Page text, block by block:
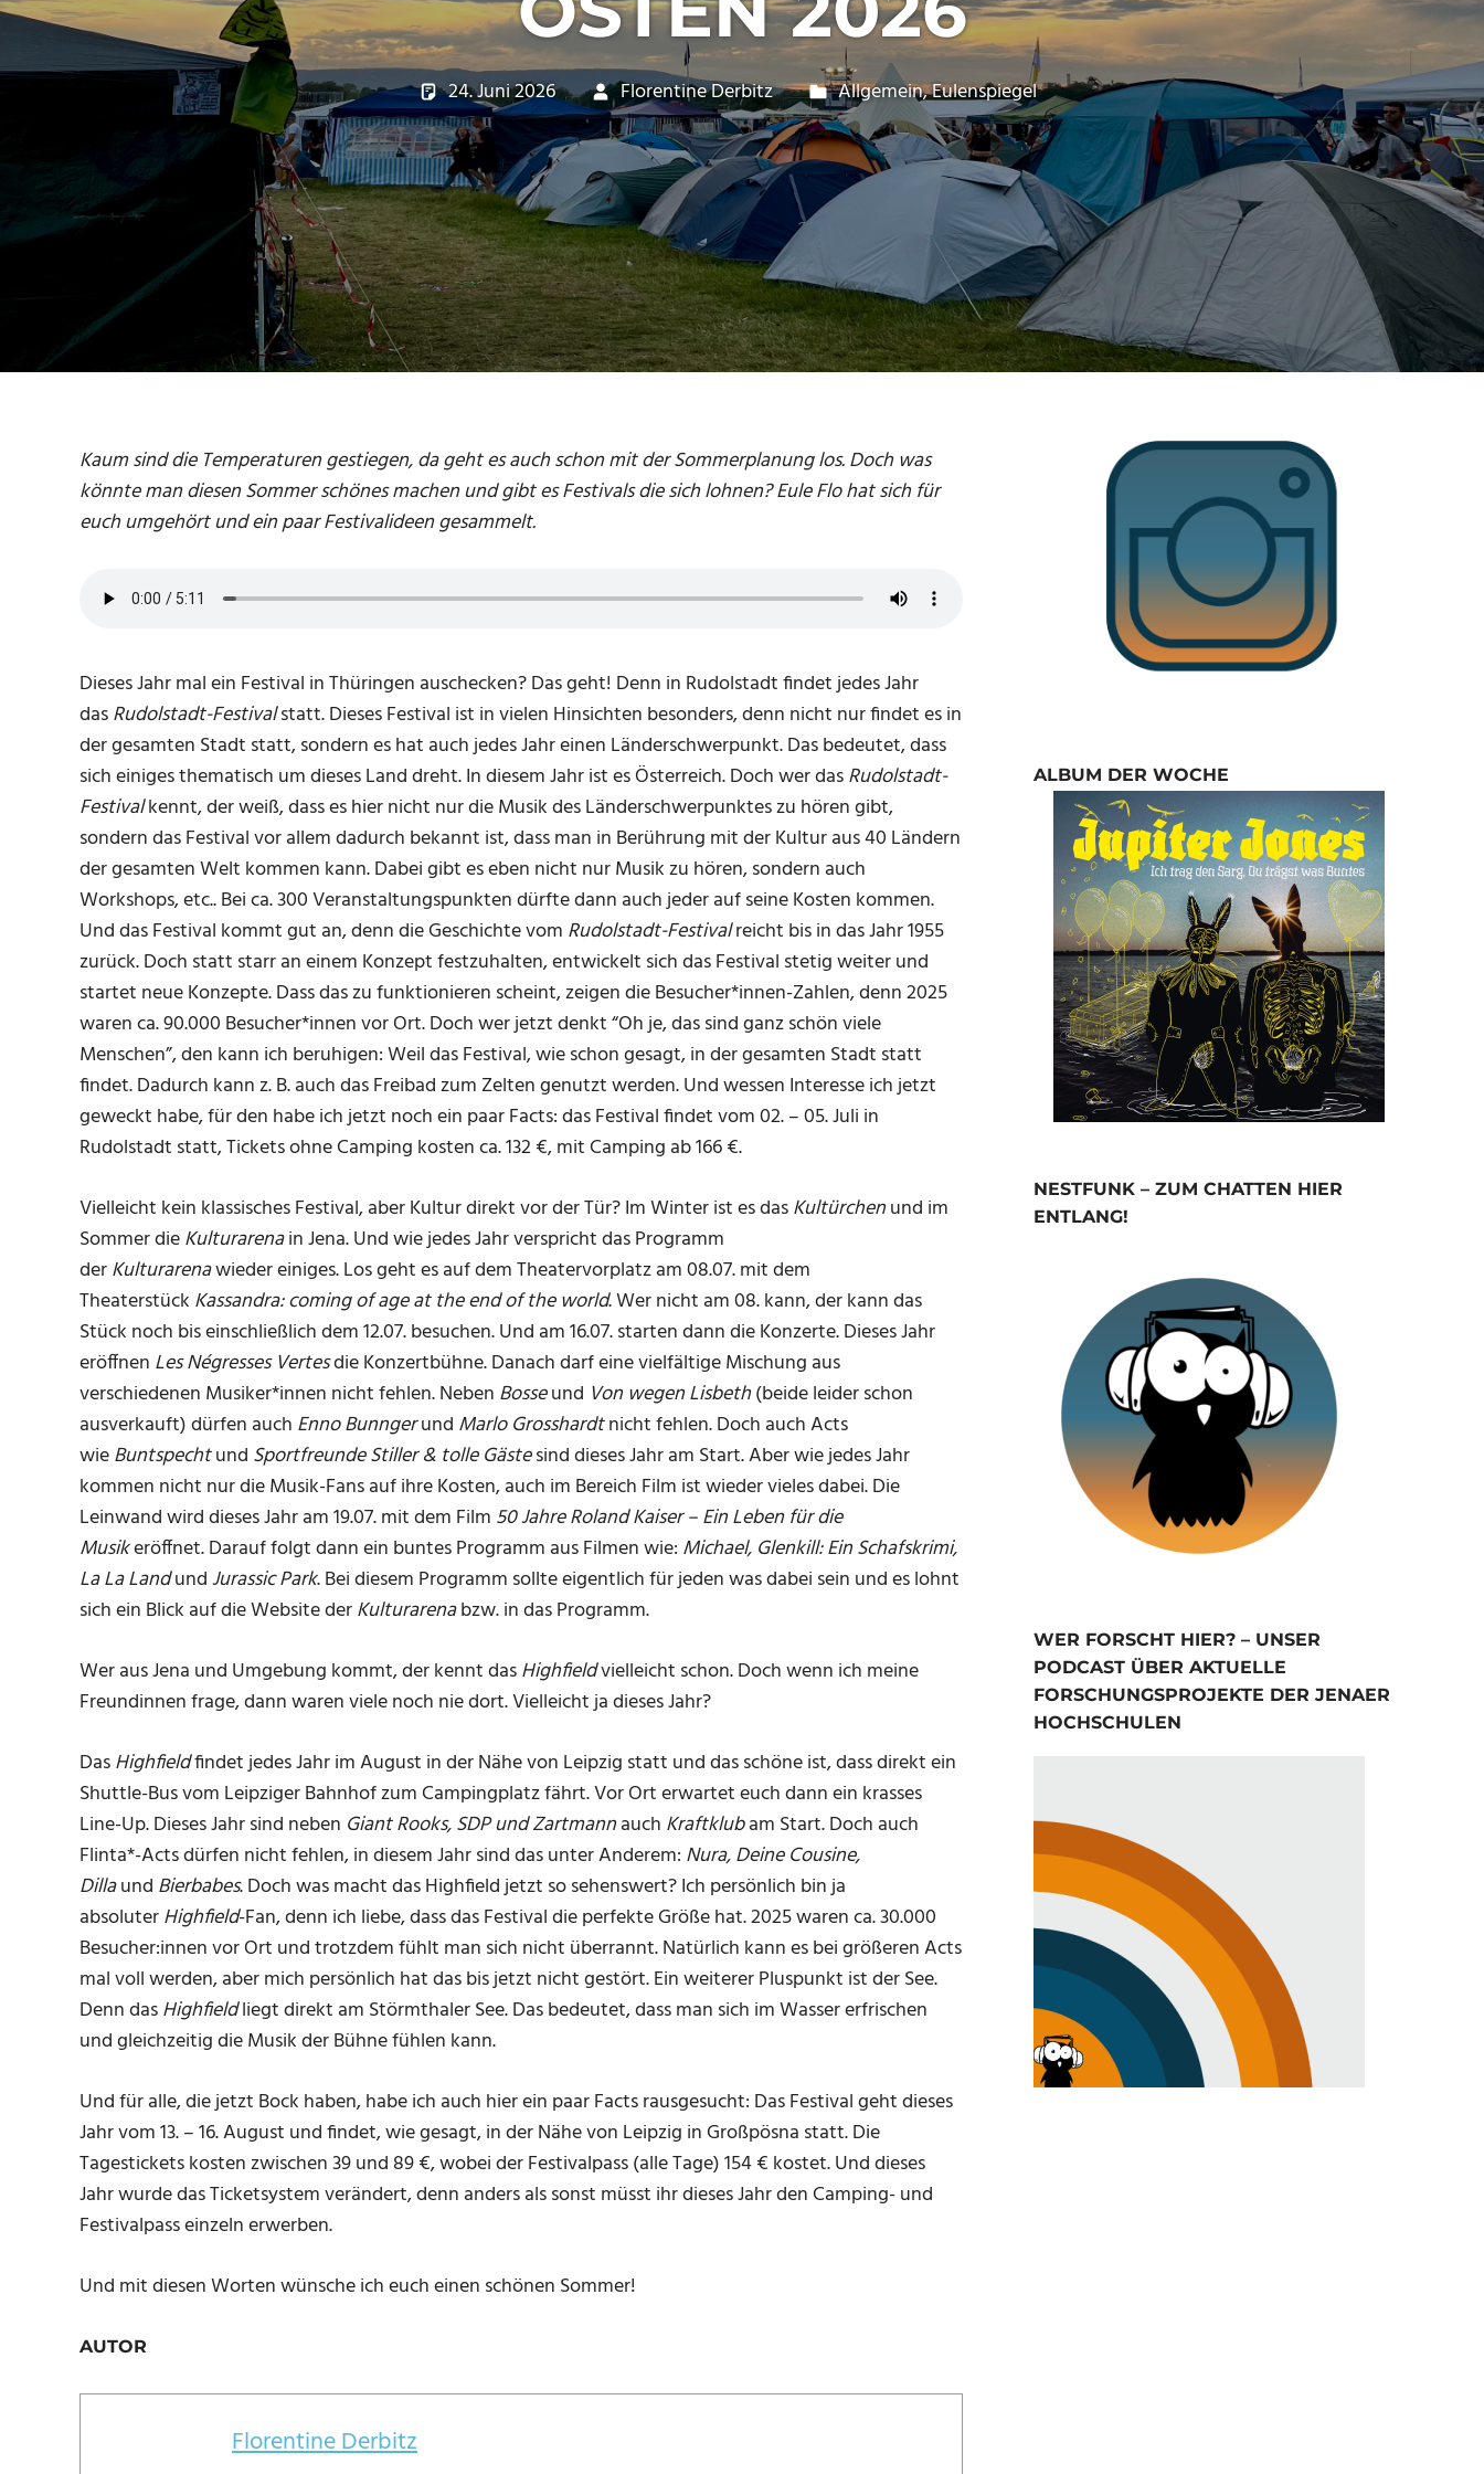
24. Juni 2026 Florentine Derbitz Allgemein,Eulenspiegel
Kaum sind die Temperaturen gestiegen, da geht es auch schon mit der Sommerplanung los. Doch was
könnte man diesen Sommer schönes machen und gibt es Festivals die sich lohnen? Eule Flo hat sich für
euch umgehört und ein paar Festivalideen gesammelt.
Dieses Jahr mal ein Festival in Thüringen auschecken? Das geht! Denn in Rudolstadt findet jedes Jahr
dasRudolstadt-Festivalstatt. Dieses Festival ist in vielen Hinsichten besonders, denn nicht nur findet es in
der gesamten Stadt statt, sondern es hat auch jedes Jahr einen Länderschwerpunkt. Das bedeutet, dass
sich einiges thematisch um dieses Land dreht. In diesem Jahr ist es Österreich. Doch wer dasRudolstadt-
Festivalkennt, der weiß, dass es hier nicht nur die Musik des Länderschwerpunktes zu hören gibt,
sondern das Festival vor allem dadurch bekannt ist, dass man in Berührung mit der Kultur aus 40 Ländern
der gesamten Welt kommen kann. Dabei gibt es eben nicht nur Musik zu hören, sondern auch
Workshops, etc.. Bei ca. 300 Veranstaltungspunkten dürfte dann auch jeder auf seine Kosten kommen.
Und das Festival kommt gut an, denn die Geschichte vom Rudolstadt-Festivalreicht bis in das Jahr 1955
zurück. Doch statt starr an einem Konzept festzuhalten, entwickelt sich das Festival stetig weiter und
startet neue Konzepte. Dass das zu funktionieren scheint, zeigen die Besucher*innen-Zahlen, denn 2025
waren ca. 90.000 Besucher*innen vor Ort. Doch wer jetzt denkt “Oh je, das sind ganz schön viele
Menschen”, den kann ich beruhigen: Weil das Festival, wie schon gesagt, in der gesamten Stadt statt
findet. Dadurch kann z. B. auch das Freibad zum Zelten genutzt werden. Und wessen Interesse ich jetzt
geweckt habe, für den habe ich jetzt noch ein paar Facts: das Festival findet vom 02. – 05. Juli in
Rudolstadt statt, Tickets ohne Camping kosten ca. 132 €, mit Camping ab 166 €.
Vielleicht kein klassisches Festival, aber Kultur direkt vor der Tür? Im Winter ist es dasKultürchenund im
Sommer dieKulturarenain Jena. Und wie jedes Jahr verspricht das Programm
derKulturarenawieder einiges. Los geht es auf dem Theatervorplatz am 08.07. mit dem
Theaterstück Kassandra: coming of age at the end of the world. Wer nicht am 08. kann, der kann das
Stück noch bis einschließlich dem 12.07. besuchen. Und am 16.07. starten dann die Konzerte. Dieses Jahr
eröffnen Les Négresses Vertesdie Konzertbühne. Danach darf eine vielfältige Mischung aus
verschiedenen Musiker*innen nicht fehlen. Neben Bosseund Von wegen Lisbeth(beide leider schon
ausverkauft) dürfen auch EnnoBunngerund Marlo Grosshardtnicht fehlen. Doch auch Acts
wieBuntspechtund Sportfreunde Stiller & tolle Gästesind dieses Jahr am Start. Aber wie jedes Jahr
kommen nicht nur die Musik-Fans auf ihre Kosten, auch im Bereich Film ist wieder vieles dabei. Die
Leinwand wird dieses Jahr am 19.07. mit dem Film 50 Jahre Roland Kaiser – Ein Leben für die
Musikeröffnet. Darauf folgt dann ein buntes Programm aus Filmen wie: Michael, Glenkill: Ein Schafskrimi,
La La LandundJurassic Park. Bei diesem Programm sollte eigentlich für jeden was dabei sein und es lohnt
sich ein Blick auf die Website derKulturarenabzw. in das Programm.
Wer aus Jena und Umgebung kommt, der kennt dasHighfieldvielleicht schon. Doch wenn ich meine
Freundinnen frage, dann waren viele noch nie dort. Vielleicht ja dieses Jahr?
DasHighfieldfindet jedes Jahr im August in der Nähe von Leipzig statt und das schöne ist, dass direkt ein
Shuttle-Bus vom Leipziger Bahnhof zum Campingplatz fährt. Vor Ort erwartet euch dann ein krasses
Line-Up. Dieses Jahr sind neben Giant Rooks, SDP und Zartmannauch Kraftklubam Start. Doch auch
Flinta*-Acts dürfen nicht fehlen, in diesem Jahr sind das unter Anderem: Nura, Deine Cousine,
Dillaund Bierbabes. Doch was macht das Highfield jetzt so sehenswert? Ich persönlich bin ja
absoluterHighfield-Fan, denn ich liebe, dass das Festival die perfekte Größe hat. 2025 waren ca. 30.000
Besucher:innen vor Ort und trotzdem fühlt man sich nicht überrannt. Natürlich kann es bei größeren Acts
mal voll werden, aber mich persönlich hat das bis jetzt nicht gestört. Ein weiterer Pluspunkt ist der See.
Denn dasHighfieldliegt direkt am Störmthaler See. Das bedeutet, dass man sich im Wasser erfrischen
und gleichzeitig die Musik der Bühne fühlen kann.
Und für alle, die jetzt Bock haben, habe ich auch hier ein paar Facts rausgesucht: Das Festival geht dieses
Jahr vom 13. – 16. August und findet, wie gesagt, in der Nähe von Leipzig in Großpösna statt. Die
Tagestickets kosten zwischen 39 und 89 €, wobei der Festivalpass (alle Tage) 154 € kostet. Und dieses
Jahr wurde das Ticketsystem verändert, denn anders als sonst müsst ihr dieses Jahr den Camping- und
Festivalpass einzeln erwerben.
Und mit diesen Worten wünsche ich euch einen schönen Sommer!
AUTOR
Florentine Derbitz
ALBUM DER WOCHE
NESTFUNK – ZUM CHATTEN HIER
ENTLANG!
WER FORSCHT HIER? – UNSER
PODCAST ÜBER AKTUELLE
FORSCHUNGSPROJEKTE DER JENAER
HOCHSCHULEN